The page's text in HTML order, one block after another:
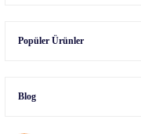
Popüler Ürünler
Blog